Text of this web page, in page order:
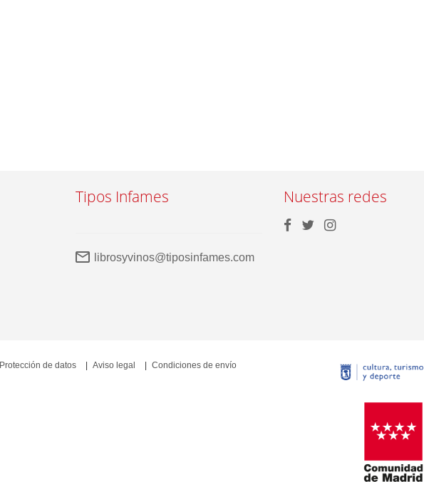
Tipos Infames
librosyvinos@tiposinfames.com
Nuestras redes
Protección de datos Aviso legal Condiciones de envío